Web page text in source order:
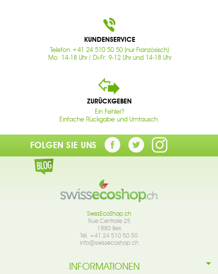
KUNDENSERVICE
Telefon +41 24 510 50 50 (nur Französisch)
Mo: 14-18 Uhr / Di-Fr: 9-12 Uhr und 14-18 Uhr
ZURÜCKGEBEN
Ein Fehler?
Einfache Rückgabe und Umtausch.
FOLGEN SIE UNS
SwissEcoShop.ch
Rue Centrale 25
1880 Bex
Tél. +41 24 510 50 50
info@swissecoshop.ch
INFORMATIONEN